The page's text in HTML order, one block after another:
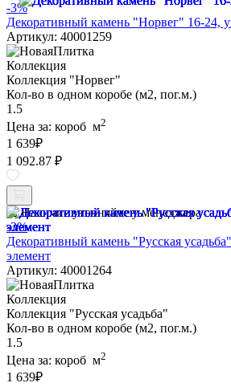
-3%
Декоративный камень "Норвег" 16-24,
Артикул: 40001259
Коллекция
Коллекция "Норвег"
Кол-во в одном коробе (м2, пог.м.)
1.5
Цена за: короб м2
1 639₽
1 092.87 ₽
Наличие уточняйте у менеджера
-3%
Декоративный камень "Русская
элемент
Артикул: 40001264
Коллекция
Коллекция "Русская усадьба"
Кол-во в одном коробе (м2, пог.м.)
1.5
Цена за: короб м2
1 639₽